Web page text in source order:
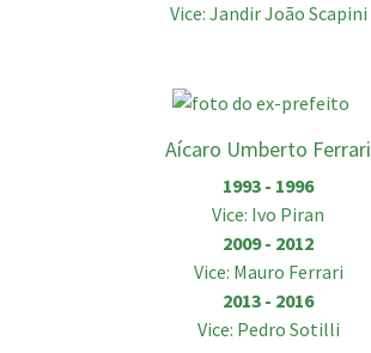
Vice: Jandir João Scapini
Aícaro Umberto Ferrari
1993 - 1996
Vice: Ivo Piran
2009 - 2012
Vice: Mauro Ferrari
2013 - 2016
Vice: Pedro Sotilli